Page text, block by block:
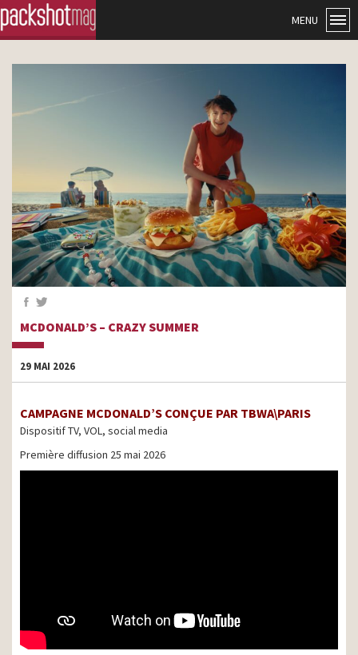
MENU
MCDONALD’S – CRAZY SUMMER
29 MAI 2026
CAMPAGNE MCDONALD’S CONÇUE PAR TBWA\PARIS
Dispositif TV, VOL, social media
Première diffusion 25 mai 2026